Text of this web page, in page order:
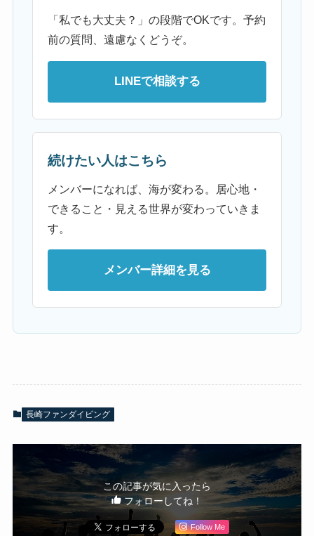
「私でも大丈夫？」の段階でOKです。予約
前の質問、遠慮なくどうぞ。
LINEで相談する
続けたい人はこちら
メンバーになれば、海が変わる。居心地・
できること・見える世界が変わっていきま
す。
メンバー詳細を見る
長崎ファンダイビング
この記事が気に入ったら
フォローしてね！
Follow Me